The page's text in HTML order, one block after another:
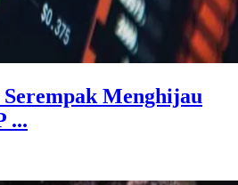
Serempak Menghijau
...